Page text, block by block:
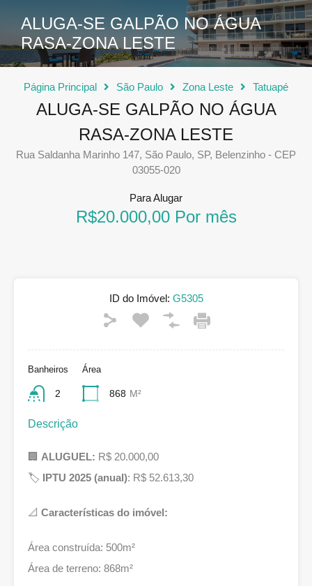
ALUGA-SE GALPÃO NO ÁGUA
RASA-ZONA LESTE
Página Principal São Paulo Zona Leste Tatuapé
ALUGA-SE GALPÃO NO ÁGUA
RASA-ZONA LESTE
Rua Saldanha Marinho 147, São Paulo, SP, Belenzinho - CEP
03055-020
Para Alugar
R$20.000,00 Por mês
ID do Imóvel: G5305
Banheiros
2
Área
868 M²
Descrição
🏢 ALUGUEL: R$ 20.000,00
🏷 IPTU 2025 (anual): R$ 52.613,30
📐 Características do imóvel:
Área construída: 500m²
Área de terreno: 868m²